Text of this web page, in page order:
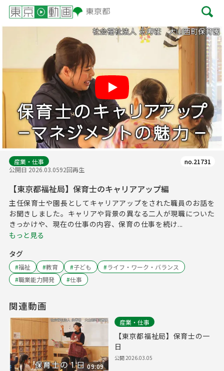
Play
産業・仕事
公開日 2026.03.0592回再生
no.21731
【東京都福祉局】保育士のキャリアアップ編
主任保育士や園長としてキャリアアップをされた職員のお話を
お聞きしました。キャリアや背景の異なる二人が現職についた
きっかけや、現在の仕事の内容、保育の仕事を続け...
もっと見る
タグ
#福祉 #教育 #子ども #ライフ・ワーク・バランス
#職業能力開発 #仕事
関連動画
09:09
産業・仕事
【東京都福祉局】保育士の一
日
公開2026.03.05